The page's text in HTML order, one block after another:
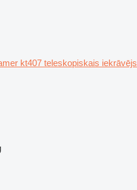
kt407 teleskopiskais iekrāvējs